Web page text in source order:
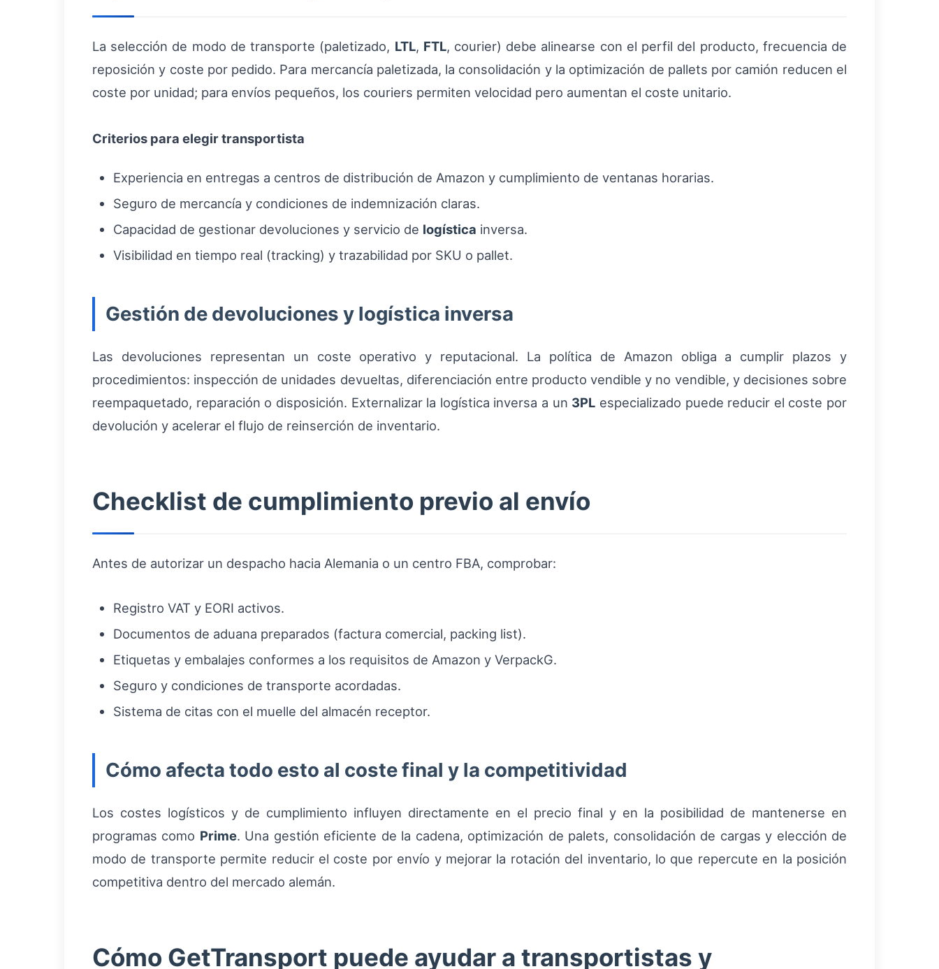
La selección de modo de transporte (paletizado, LTL, FTL, courier) debe alinearse con el perfil del producto, frecuencia de
reposición y coste por pedido. Para mercancía paletizada, la consolidación y la optimización de pallets por camión reducen el
coste por unidad; para envíos pequeños, los couriers permiten velocidad pero aumentan el coste unitario.
Criterios para elegir transportista
Experiencia en entregas a centros de distribución de Amazon y cumplimiento de ventanas horarias.
Seguro de mercancía y condiciones de indemnización claras.
Capacidad de gestionar devoluciones y servicio de logística inversa.
Visibilidad en tiempo real (tracking) y trazabilidad por SKU o pallet.
Gestión de devoluciones y logística inversa
Las devoluciones representan un coste operativo y reputacional. La política de Amazon obliga a cumplir plazos y
procedimientos: inspección de unidades devueltas, diferenciación entre producto vendible y no vendible, y decisiones sobre
reempaquetado, reparación o disposición. Externalizar la logística inversa a un 3PL especializado puede reducir el coste por
devolución y acelerar el flujo de reinserción de inventario.
Checklist de cumplimiento previo al envío
Antes de autorizar un despacho hacia Alemania o un centro FBA, comprobar:
Registro VAT y EORI activos.
Documentos de aduana preparados (factura comercial, packing list).
Etiquetas y embalajes conformes a los requisitos de Amazon y VerpackG.
Seguro y condiciones de transporte acordadas.
Sistema de citas con el muelle del almacén receptor.
Cómo afecta todo esto al coste final y la competitividad
Los costes logísticos y de cumplimiento influyen directamente en el precio final y en la posibilidad de mantenerse en
programas como Prime. Una gestión eficiente de la cadena, optimización de palets, consolidación de cargas y elección de
modo de transporte permite reducir el coste por envío y mejorar la rotación del inventario, lo que repercute en la posición
competitiva dentro del mercado alemán.
Cómo GetTransport puede ayudar a transportistas y